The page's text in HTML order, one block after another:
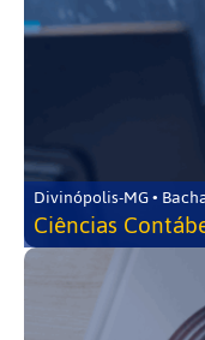
Divinópolis-MG •
Ciências